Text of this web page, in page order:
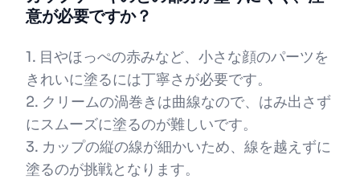
意が必要ですか？
1. 目やほっぺの赤みなど、小さな顔のパーツを
きれいに塗るには丁寧さが必要です。
2. クリームの渦巻きは曲線なので、はみ出さず
にスムーズに塗るのが難しいです。
3. カップの縦の線が細かいため、線を越えずに
塗るのが挑戦となります。